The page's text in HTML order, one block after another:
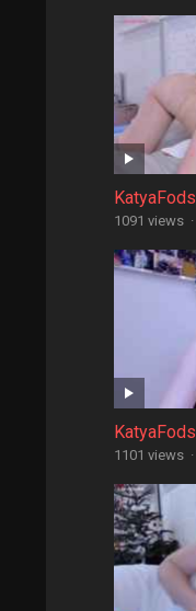
KatyaFods
1091 views ·
KatyaFods
1101 views ·